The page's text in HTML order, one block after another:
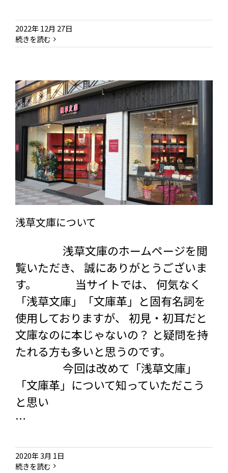
2022年 12月 27日
続きを読む
浅草文庫について
浅草文庫のホームページを閲
覧いただき、 誠にありがとうございま
す。 当サイトでは、 何気なく
「浅草文庫」「文庫革」と固有名詞を
使用しておりますが、 初見・初耳だと
文庫なのに本じゃないの？ と疑問を持
たれる方も多いと思うのです。
今回は改めて「浅草文庫」
「文庫革」について知っていただこう
と思い
…
2020年 3月 1日
続きを読む